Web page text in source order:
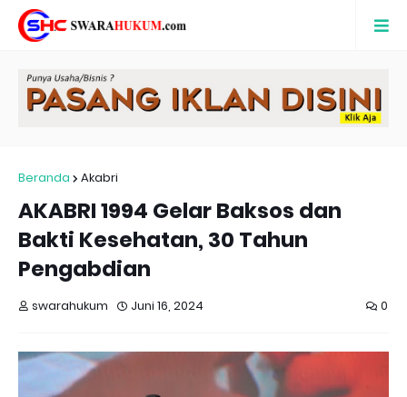
Beranda Akabri
AKABRI 1994 Gelar Baksos dan
Bakti Kesehatan, 30 Tahun
Pengabdian
swarahukum Juni 16, 2024 0